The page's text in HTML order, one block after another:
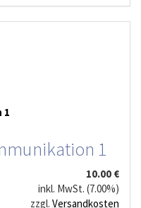
1
1
10.00 €
inkl. MwSt. (7.00%)
zzgl. Versandkosten